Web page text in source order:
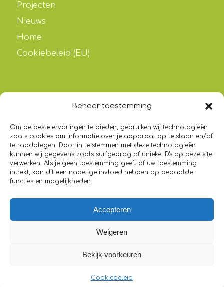
Beheer toestemming
Om de beste ervaringen te bieden, gebruiken wij technologieën
zoals cookies om informatie over je apparaat op te slaan en/of
te raadplegen. Door in te stemmen met deze technologieën
kunnen wij gegevens zoals surfgedrag of unieke ID's op deze site
verwerken. Als je geen toestemming geeft of uw toestemming
intrekt, kan dit een nadelige invloed hebben op bepaalde
functies en mogelijkheden.
Accepteren
Weigeren
Bekijk voorkeuren
Cookiebeleid
Projecten
Nieuws
Home
Cookiebeleid (EU)
“Wie het gemakkelijk maakt voor iemand (met
schulden) in moeilijkheden, Allah zal het
gemakkelijk voor hem maken in deze wereld
en in het Hiernamaals.”
© Copyright - Dar Al Ousra - Webdesign:WebMolen